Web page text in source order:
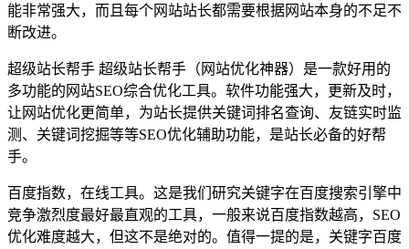
能非常强大，而且每个网站站长都需要根据网站本身的不足不
断改进。
超级站长帮手 超级站长帮手（网站优化神器）是一款好用的
多功能的网站SEO综合优化工具。软件功能强大，更新及时，
让网站优化更简单，为站长提供关键词排名查询、友链实时监
测、关键词挖掘等等SEO优化辅助功能，是站长必备的好帮
手。
百度指数，在线工具。这是我们研究关键字在百度搜索引擎中
竞争激烈度最好最直观的工具，一般来说百度指数越高，SEO
优化难度越大，但这不是绝对的。值得一提的是，关键字百度